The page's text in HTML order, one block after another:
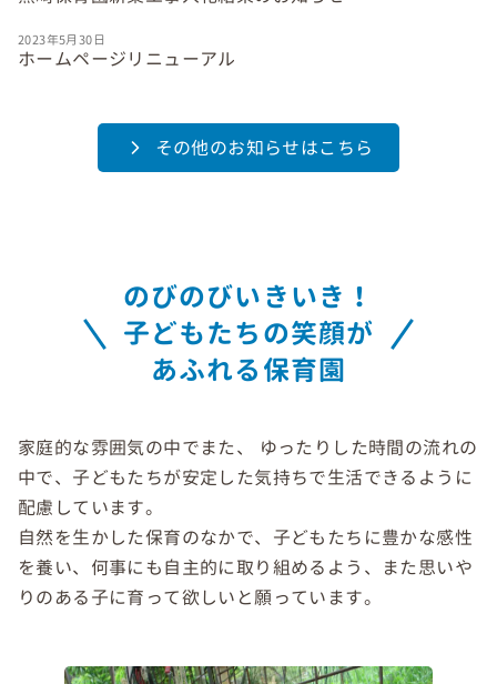
2023年5月30日
ホームページリニューアル
その他のお知らせはこちら
のびのびいきいき！
子どもたちの笑顔が
あふれる保育園
家庭的な雰囲気の中でまた、 ゆったりした時間の流れの
中で、子どもたちが安定した気持ちで生活できるように
配慮しています。
自然を生かした保育のなかで、子どもたちに豊かな感性
を養い、何事にも自主的に取り組めるよう、また思いや
りのある子に育って欲しいと願っています。